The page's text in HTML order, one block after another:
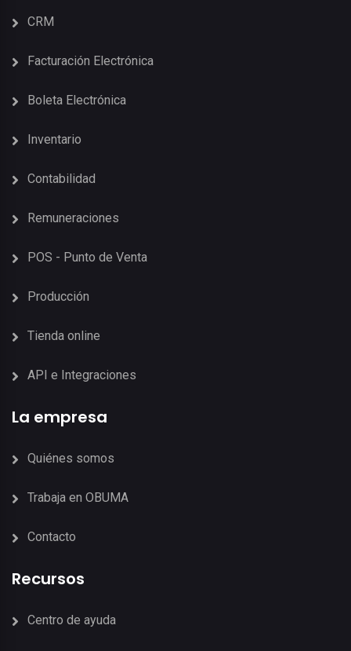
CRM
Facturación Electrónica
Boleta Electrónica
Inventario
Contabilidad
Remuneraciones
POS - Punto de Venta
Producción
Tienda online
API e Integraciones
La empresa
Quiénes somos
Trabaja en OBUMA
Contacto
Recursos
Centro de ayuda